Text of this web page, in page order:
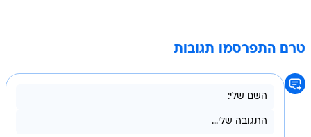
טרם התפרסמו תגובות